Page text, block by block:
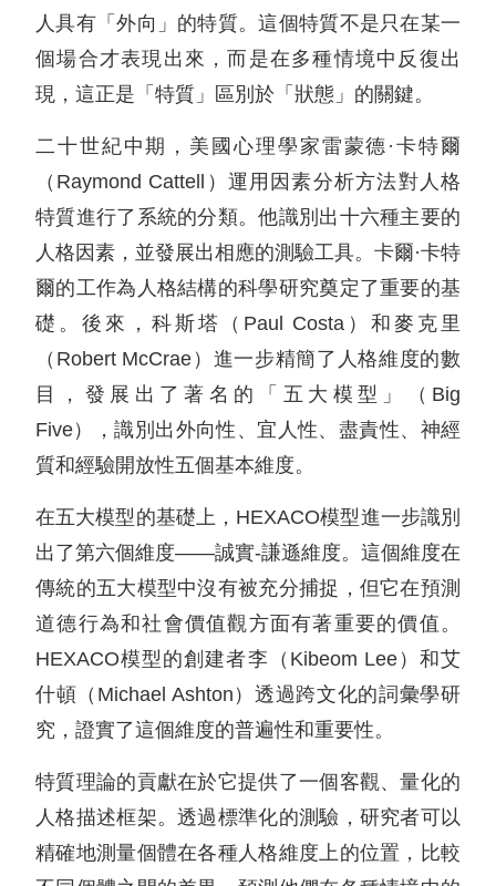
人具有「外向」的特質。這個特質不是只在某一
個場合才表現出來，而是在多種情境中反復出
現，這正是「特質」區別於「狀態」的關鍵。
二十世紀中期，美國心理學家雷蒙德·卡特爾
（Raymond Cattell）運用因素分析方法對人格
特質進行了系統的分類。他識別出十六種主要的
人格因素，並發展出相應的測驗工具。卡爾·卡特
爾的工作為人格結構的科學研究奠定了重要的基
礎。後來，科斯塔（Paul Costa）和麥克里
（Robert McCrae）進一步精簡了人格維度的數
目，發展出了著名的「五大模型」（Big
Five），識別出外向性、宜人性、盡責性、神經
質和經驗開放性五個基本維度。
在五大模型的基礎上，HEXACO模型進一步識別
出了第六個維度——誠實-謙遜維度。這個維度在
傳統的五大模型中沒有被充分捕捉，但它在預測
道德行為和社會價值觀方面有著重要的價值。
HEXACO模型的創建者李（Kibeom Lee）和艾
什頓（Michael Ashton）透過跨文化的詞彙學研
究，證實了這個維度的普遍性和重要性。
特質理論的貢獻在於它提供了一個客觀、量化的
人格描述框架。透過標準化的測驗，研究者可以
精確地測量個體在各種人格維度上的位置，比較